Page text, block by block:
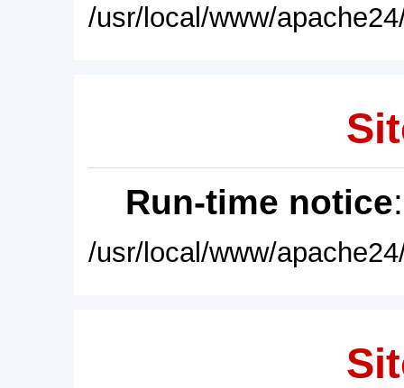
/usr/local/www/
Run-time notice
/usr/local/www/